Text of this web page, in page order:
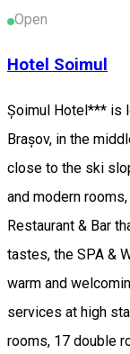
Open
Hotel Soimul
Șoimul Hotel*** is
Brașov, in the
close to the ski
and modern
Restaurant & Bar
tastes, the SPA &
warm and
services at high
rooms, 17 double